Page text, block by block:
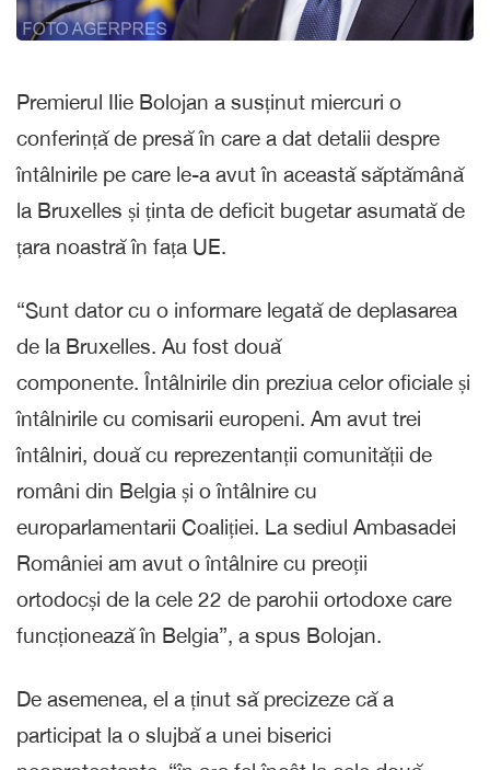
Premierul Ilie Bolojan a susținut miercuri o
conferință de presă în care a dat detalii despre
întâlnirile pe care le-a avut în această săptămână
la Bruxelles și ținta de deficit bugetar asumată de
țara noastră în fața UE.
“Sunt dator cu o informare legată de deplasarea
de la Bruxelles. Au fost două
componente. Întâlnirile din preziua celor oficiale și
întâlnirile cu comisarii europeni. Am avut trei
întâlniri, două cu reprezentanții comunității de
români din Belgia și o întâlnire cu
europarlamentarii Coaliției. La sediul Ambasadei
României am avut o întâlnire cu preoții
ortodocși de la cele 22 de parohii ortodoxe care
funcționează în Belgia”, a spus Bolojan.
De asemenea, el a ținut să precizeze că a
participat la o slujbă a unei biserici